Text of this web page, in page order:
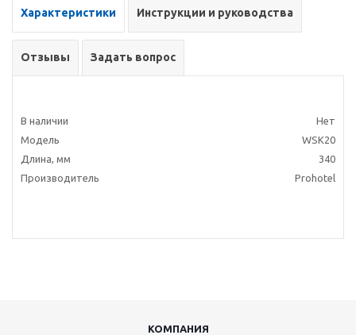
Характеристики Инструкции и руководства
Отзывы Задать вопрос
В наличии
Нет
Модель
WSK20
Длина, мм
340
Производитель
Prohotel
КОМПАНИЯ